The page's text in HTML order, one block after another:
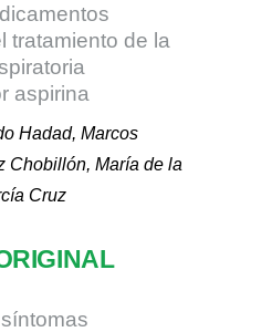
tratamiento de la
aspirina
Hadad, Marcos
Chobillón, María de la
Cruz